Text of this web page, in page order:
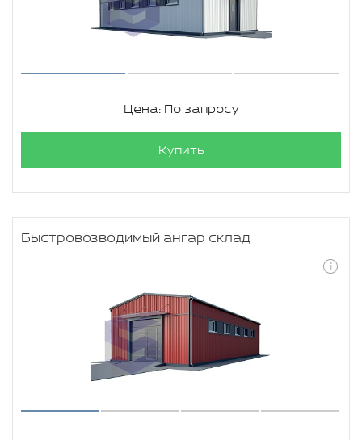
Цена: По запросу
Купить
Быстровозводимый ангар склад